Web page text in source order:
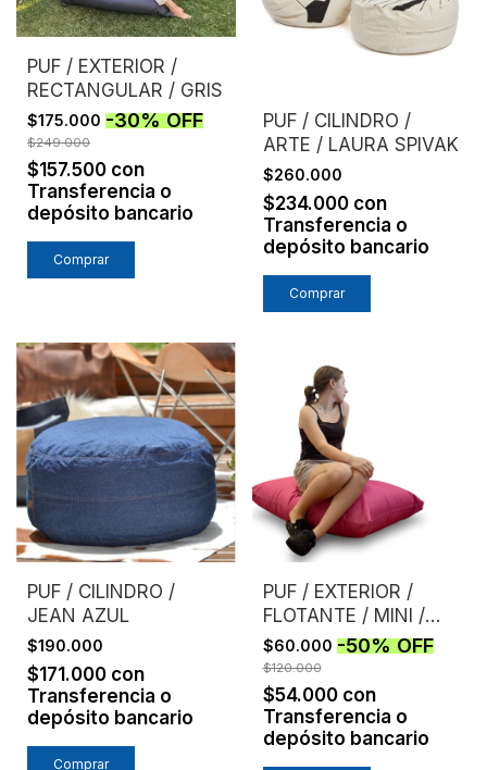
PUF / EXTERIOR /
RECTANGULAR / GRIS
$175.000 -30%OFF
$249.000
$157.500 con
Transferencia o
depósito bancario
PUF / CILINDRO /
ARTE / LAURA SPIVAK
$260.000
$234.000 con
Transferencia o
depósito bancario
PUF / CILINDRO /
JEAN AZUL
$190.000
$171.000 con
Transferencia o
depósito bancario
PUF / EXTERIOR /
FLOTANTE / MINI /
ROSA
$60.000 -50%OFF
$120.000
$54.000 con
Transferencia o
depósito bancario